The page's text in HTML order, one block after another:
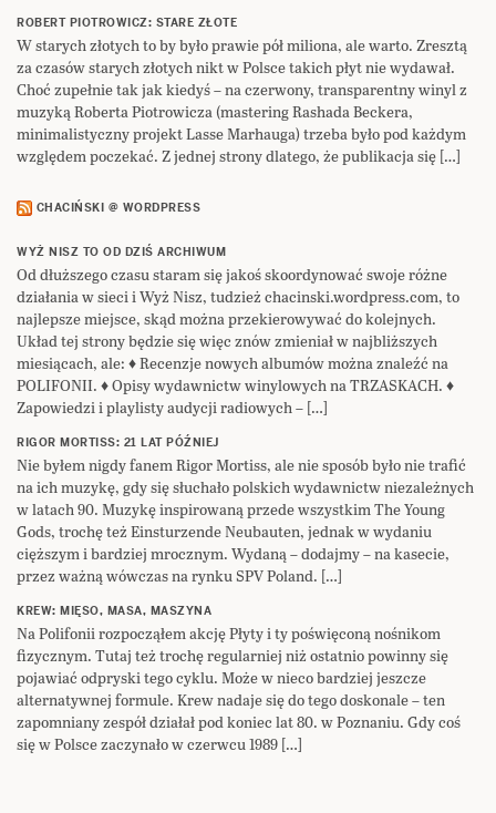
ROBERT PIOTROWICZ: STARE ZŁOTE
W starych złotych to by było prawie pół miliona, ale warto. Zresztą
za czasów starych złotych nikt w Polsce takich płyt nie wydawał.
Choć zupełnie tak jak kiedyś – na czerwony, transparentny winyl z
muzyką Roberta Piotrowicza (mastering Rashada Beckera,
minimalistyczny projekt Lasse Marhauga) trzeba było pod każdym
względem poczekać. Z jednej strony dlatego, że publikacja się […]
CHACIŃSKI @ WORDPRESS
WYŻ NISZ TO OD DZIŚ ARCHIWUM
Od dłuższego czasu staram się jakoś skoordynować swoje różne
działania w sieci i Wyż Nisz, tudzież chacinski.wordpress.com, to
najlepsze miejsce, skąd można przekierowywać do kolejnych.
Układ tej strony będzie się więc znów zmieniał w najbliższych
miesiącach, ale: ♦ Recenzje nowych albumów można znaleźć na
POLIFONII. ♦ Opisy wydawnictw winylowych na TRZASKACH. ♦
Zapowiedzi i playlisty audycji radiowych – […]
RIGOR MORTISS: 21 LAT PÓŹNIEJ
Nie byłem nigdy fanem Rigor Mortiss, ale nie sposób było nie trafić
na ich muzykę, gdy się słuchało polskich wydawnictw niezależnych
w latach 90. Muzykę inspirowaną przede wszystkim The Young
Gods, trochę też Einsturzende Neubauten, jednak w wydaniu
cięższym i bardziej mrocznym. Wydaną – dodajmy – na kasecie,
przez ważną wówczas na rynku SPV Poland. […]
KREW: MIĘSO, MASA, MASZYNA
Na Polifonii rozpocząłem akcję Płyty i ty poświęconą nośnikom
fizycznym. Tutaj też trochę regularniej niż ostatnio powinny się
pojawiać odpryski tego cyklu. Może w nieco bardziej jeszcze
alternatywnej formule. Krew nadaje się do tego doskonale – ten
zapomniany zespół działał pod koniec lat 80. w Poznaniu. Gdy coś
się w Polsce zaczynało w czerwcu 1989 […]